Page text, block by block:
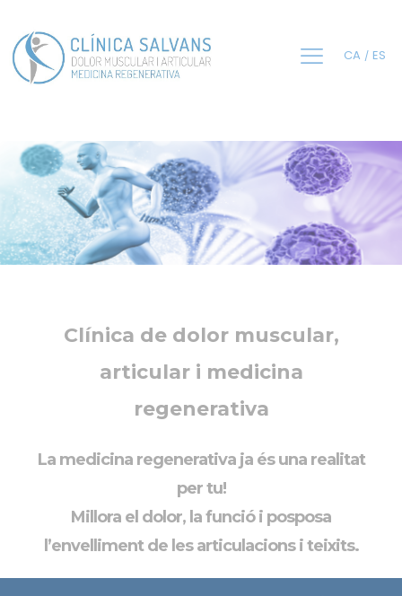
CA ES
Clínica de dolor muscular,
articular i medicina
regenerativa
La medicina regenerativa ja és una realitat
per tu!
Millora el dolor, la funció i posposa
l’envelliment de les articulacions i teixits.